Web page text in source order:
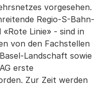
vorgesehen.
Regio-S-Bahn-
Linie» - sind in
von den Fachstellen
Landschaft sowie
erste
Zur Zeit werden